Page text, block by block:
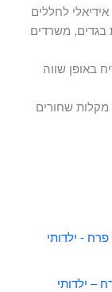
לחללים
בגדים, משרדים
באופן שווה
– ילדותי